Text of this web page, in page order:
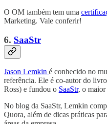
O OM também tem uma
Marketing. Vale conferir!
6. SaaStr
Jason Lemkin é conhecido no
referência. Ele é co-autor do livro
Ross) e fundou o SaaStr, o maior
No blog da SaaStr, Lemkin
Quora, além de dicas práticas